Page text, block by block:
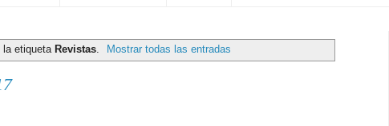
la etiqueta Revistas. Mostrar todas las entradas